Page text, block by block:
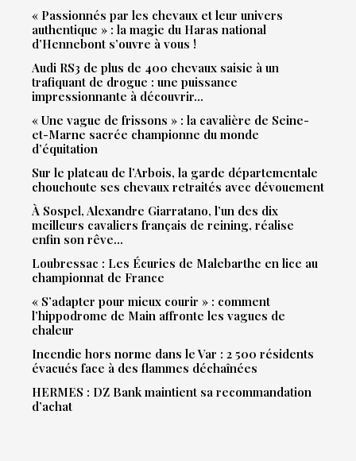
« Passionnés par les chevaux et leur univers
authentique » : la magie du Haras national
d’Hennebont s’ouvre à vous !
Audi RS3 de plus de 400 chevaux saisie à un
trafiquant de drogue : une puissance
impressionnante à découvrir…
« Une vague de frissons » : la cavalière de Seine-
et-Marne sacrée championne du monde
d’équitation
Sur le plateau de l’Arbois, la garde départementale
chouchoute ses chevaux retraités avec dévouement
À Sospel, Alexandre Giarratano, l’un des dix
meilleurs cavaliers français de reining, réalise
enfin son rêve…
Loubressac : Les Écuries de Malebarthe en lice au
championnat de France
« S’adapter pour mieux courir » : comment
l’hippodrome de Main affronte les vagues de
chaleur
Incendie hors norme dans le Var : 2 500 résidents
évacués face à des flammes déchaînées
HERMES : DZ Bank maintient sa recommandation
d’achat